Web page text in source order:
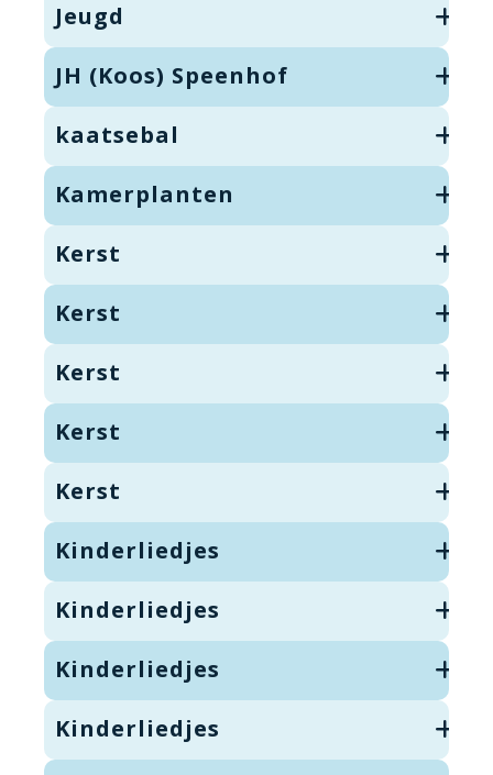
Jeugd
JH (Koos) Speenhof
kaatsebal
Kamerplanten
Kerst
Kerst
Kerst
Kerst
Kerst
Kinderliedjes
Kinderliedjes
Kinderliedjes
Kinderliedjes